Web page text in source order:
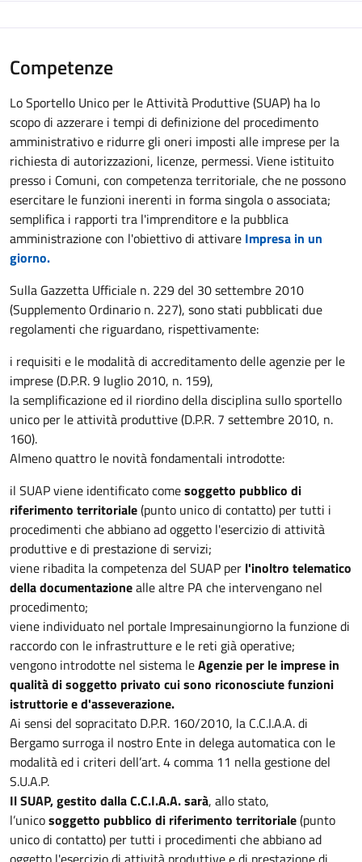
Competenze
Lo Sportello Unico per le Attività Produttive (SUAP) ha lo
scopo di azzerare i tempi di definizione del procedimento
amministrativo e ridurre gli oneri imposti alle imprese per la
richiesta di autorizzazioni, licenze, permessi. Viene istituito
presso i Comuni, con competenza territoriale, che ne possono
esercitare le funzioni inerenti in forma singola o associata;
semplifica i rapporti tra l'imprenditore e la pubblica
amministrazione con l'obiettivo di attivare Impresa in un
giorno.
Sulla Gazzetta Ufficiale n. 229 del 30 settembre 2010
(Supplemento Ordinario n. 227), sono stati pubblicati due
regolamenti che riguardano, rispettivamente:
i requisiti e le modalità di accreditamento delle agenzie per le
imprese (D.P.R. 9 luglio 2010, n. 159),
la semplificazione ed il riordino della disciplina sullo sportello
unico per le attività produttive (D.P.R. 7 settembre 2010, n.
160).
Almeno quattro le novità fondamentali introdotte:
il SUAP viene identificato comesoggetto pubblico di
riferimento territoriale(punto unico di contatto) per tutti i
procedimenti che abbiano ad oggetto l'esercizio di attività
produttive e di prestazione di servizi;
viene ribadita la competenza del SUAP per l'inoltro telematico
della documentazionealle altre PA che intervengano nel
procedimento;
viene individuato nel portale Impresainungiorno la funzione di
raccordo con le infrastrutture e le reti già operative;
vengono introdotte nel sistema leAgenzie per le imprese in
qualità di soggetto privato cui sono riconosciute funzioni
istruttorie e d'asseverazione.
Ai sensi del sopracitato D.P.R. 160/2010, la C.C.I.A.A. di
Bergamo surroga il nostro Ente in delega automatica con le
modalità ed i criteri dell’art. 4 comma 11 nella gestione del
S.U.A.P.
Il SUAP, gestito dalla C.C.I.A.A. sarà, allo stato,
l’unicosoggetto pubblico di riferimento territoriale(punto
unico di contatto) per tutti i procedimenti che abbiano ad